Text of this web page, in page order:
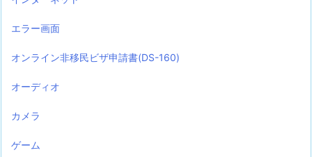
エラー画面
オンライン非移民ビザ申請書(DS-160)
オーディオ
カメラ
ゲーム